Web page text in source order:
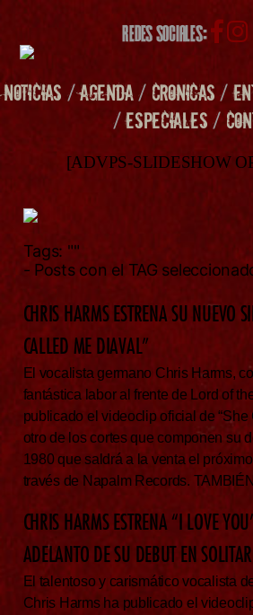
REDES SOCIALES:
NOTICIAS /AGENDA/ CRONICAS/
/ESPECIALES/
[ADVPS-SLIDESHOW
Tags: ""
- Posts con el TAG
CHRIS HARMS ESTRENA SU NUEVO
CALLED ME DIAVAL”
El vocalista germano Chris Harms,
fantástica labor al frente de Lord of
publicado el videoclip oficial de “She
otro de los cortes que componen su
1980 que saldrá a la venta el
través de Napalm Records.
CHRIS HARMS ESTRENA “I LOVE
ADELANTO DE SU DEBUT EN
El talentoso y carismático vocalista
Chris Harms ha publicado el